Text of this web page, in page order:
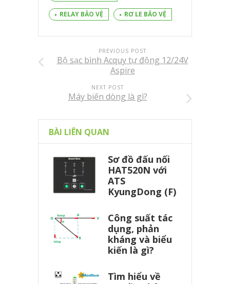
RELAY BẢO VỆ RƠ LE BẢO VỆ
PREVIOUS POST
Bộ sạc bình Acquy tự động 12/24V
Aspire
NEXT POST
Máy biến dòng là gì?
BÀI LIÊN QUAN
Sơ đồ đấu nối
HAT520N với
ATS
KyungDong (F)
Công suất tác
dụng, phản
kháng và biểu
kiến là gì?
Tìm hiểu về